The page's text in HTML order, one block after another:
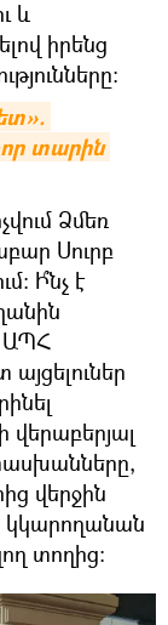
և
իրենց
տարին
Ձմեռ
Սուրբ
Ի՞նչ է
ԱՊՀ
վերջին
կկարողանան
տողից։